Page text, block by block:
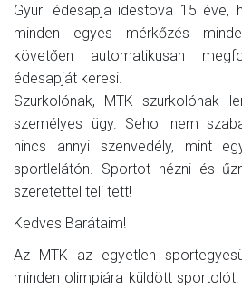
Gyuri édesapja idestova 15 éve,
minden egyes mérkőzés
követően automatikusan
édesapját keresi.
Szurkolónak, MTK szurkolónak
személyes ügy. Sehol nem
nincs annyi szenvedély, mint
sportlelátón. Sportot nézni és
szeretettel teli tett!
Kedves Barátaim!
Az MTK az egyetlen
minden olimpiára küldött